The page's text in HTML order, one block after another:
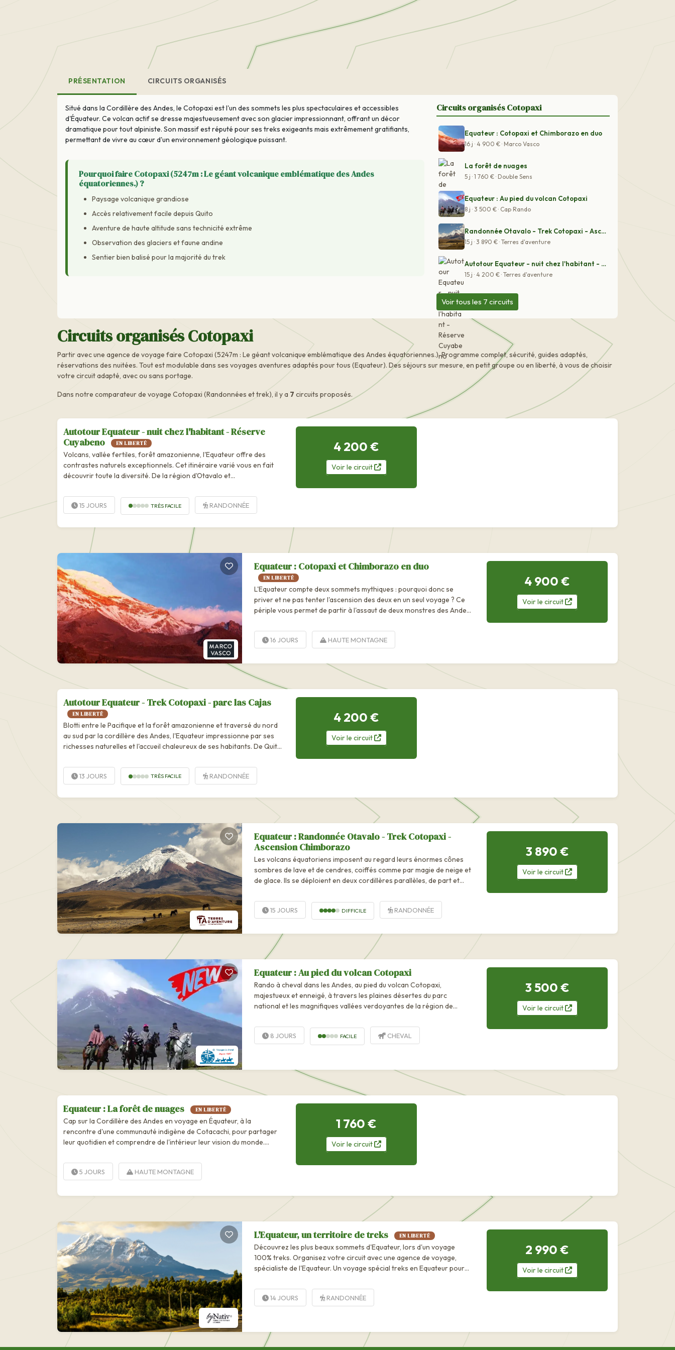
PRÉSENTATION CIRCUITS ORGANISÉS
Situé dans la Cordillère des Andes, le Cotopaxi est l'un des sommets les plus spectaculaires et accessibles
d'Équateur. Ce volcan actif se dresse majestueusement avec son glacier impressionnant, offrant un décor
dramatique pour tout alpiniste. Son massif est réputé pour ses treks exigeants mais extrêmement gratifiants,
permettant de vivre au cœur d'un environnement géologique puissant.
Pourquoi faire Cotopaxi (5247m : Le géant volcanique emblématique des Andes
équatoriennes.) ?
Paysage volcanique grandiose
Accès relativement facile depuis Quito
Aventure de haute altitude sans technicité extrême
Observation des glaciers et faune andine
Sentier bien balisé pour la majorité du trek
Circuits organisés Cotopaxi
Equateur : Cotopaxi et Chimborazo en duo
16 j · 4 900 € · Marco Vasco
La forêt de nuages
5 j · 1 760 € · Double Sens
Equateur : Au pied du volcan Cotopaxi
8 j · 3 500 € · Cap Rando
Randonnée Otavalo - Trek Cotopaxi - Ascension Chimboraz
15 j · 3 890 € · Terres d'aventure
Autotour Equateur - nuit chez l'habitant - Réserve Cuya
15 j · 4 200 € · Terres d'aventure
Voir tous les 7 circuits
Circuits organisés Cotopaxi
Partir avec une agence de voyage faire Cotopaxi (5247m : Le géant volcanique emblématique des Andes équatoriennes.). Programme complet, sécurité, guides adaptés,
réservations des nuitées. Tout est modulable dans ses voyages aventures adaptés pour tous (Equateur). Des séjours sur mesure, en petit groupe ou en liberté, à vous de choisir
votre circuit adapté, avec ou sans portage.
Dans notre comparateur de voyage Cotopaxi (Randonnées et trek), il y a 7 circuits proposés.
Autotour Equateur - nuit chez l'habitant - Réserve
Cuyabeno
EN LIBERTÉ
Volcans, vallée fertiles, forêt amazonienne, l'Equateur offre des
contrastes naturels exceptionnels. Cet itinéraire varié vous en fait
découvrir toute la diversité. De la région d'Otavalo et...
15 JOURS TRÈS FACILE RANDONNÉE
4 200 €
Voirle circuit
Equateur : Cotopaxi et Chimborazo en duo
EN LIBERTÉ
L'Equateur compte deux sommets mythiques : pourquoi donc se
priver et ne pas tenter l'ascension des deux en un seul voyage ? Ce
périple vous permet de partir à l'assaut de deux monstres des Andes
16 JOURS HAUTE MONTAGNE
4 900 €
Voirle circuit
Autotour Equateur - Trek Cotopaxi - parc las Cajas
EN LIBERTÉ
Blotti entre le Pacifique et la forêt amazonienne et traversé du nord
au sud par la cordillère des Andes, l'Equateur impressionne par ses
richesses naturelles et l'accueil chaleureux de ses habitants. De Quito
13 JOURS TRÈS FACILE RANDONNÉE
4 200 €
Voirle circuit
Equateur : Randonnée Otavalo - Trek Cotopaxi -
Ascension Chimborazo
Les volcans équatoriens imposent au regard leurs énormes cônes
sombres de lave et de cendres, coiffés comme par magie de neige et
de glace. Ils se déploient en deux cordillères parallèles, de part et...
15 JOURS DIFFICILE RANDONNÉE
3 890 €
Voirle circuit
Equateur : Au pied du volcan Cotopaxi
Rando à cheval dans les Andes, au pied du volcan Cotopaxi,
majestueux et enneigé, à travers les plaines désertes du parc
national et les magnifiques vallées verdoyantes de la région de
8 JOURS FACILE CHEVAL
3 500 €
Voirle circuit
Equateur : La forêt de nuages EN LIBERTÉ
Cap sur la Cordillère des Andes en voyage en Équateur, à la
rencontre d'une communauté indigène de Cotacachi, pour partager
leur quotidien et comprendre de l'intérieur leur vision du monde....
5 JOURS HAUTE MONTAGNE
1 760 €
Voirle circuit
L'Equateur, un territoire de treks EN LIBERTÉ
Découvrez les plus beaux sommets d'Equateur, lors d'un voyage
100% treks. Organisez votre circuit avec une agence de voyage,
spécialiste de l'Equateur. Un voyage spécial treks en Equateur pour
randonnées et d'aventures, ce voyage en...
14 JOURS RANDONNÉE
2 990 €
Voirle circuit